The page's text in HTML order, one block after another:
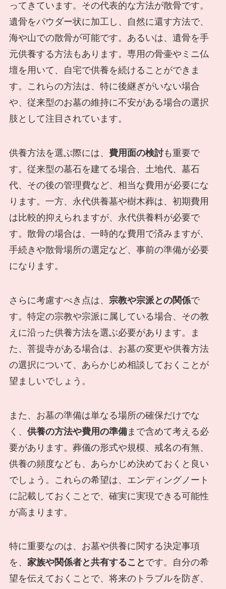
ってきています。その代表的な方法が散骨です。
遺骨をパウダー状に加工し、自然に還す方法で、
海や山での散骨が可能です。あるいは、遺骨を手
元供養する方法もあります。専用の骨壷やミニ仏
壇を用いて、自宅で供養を続けることができま
す。これらの方法は、特に後継ぎがいない場合
や、従来型のお墓の維持に不安がある場合の選択
肢として注目されています。
供養方法を選ぶ際には、 費用面の検討も重要で
す。従来型の墓石を建てる場合、土地代、墓石
代、その後の管理費など、相当な費用が必要にな
ります。一方、永代供養墓や樹木葬は、初期費用
は比較的抑えられますが、永代供養料が必要で
す。散骨の場合は、一時的な費用で済みますが、
手続きや散骨場所の選定など、事前の準備が必要
になります。
さらに考慮すべき点は、 宗教や宗派との関係で
す。特定の宗教や宗派に属している場合、その教
えに沿った供養方法を選ぶ必要があります。ま
た、菩提寺がある場合は、お墓の変更や供養方法
の選択について、あらかじめ相談しておくことが
望ましいでしょう。
また、お墓の準備は単なる場所の確保だけでな
く、 供養の方法や費用の準備まで含めて考える必
要があります。葬儀の形式や規模、戒名の有無、
供養の頻度なども、あらかじめ決めておくと良い
でしょう。これらの希望は、エンディングノート
に記載しておくことで、確実に実現できる可能性
が高まります。
特に重要なのは、お墓や供養に関する決定事項
を、 家族や関係者と共有すること です。自分の希
望を伝えておくことで、将来のトラブルを防ぎ、